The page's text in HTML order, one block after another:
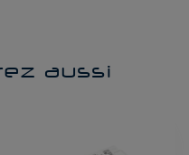
aussi